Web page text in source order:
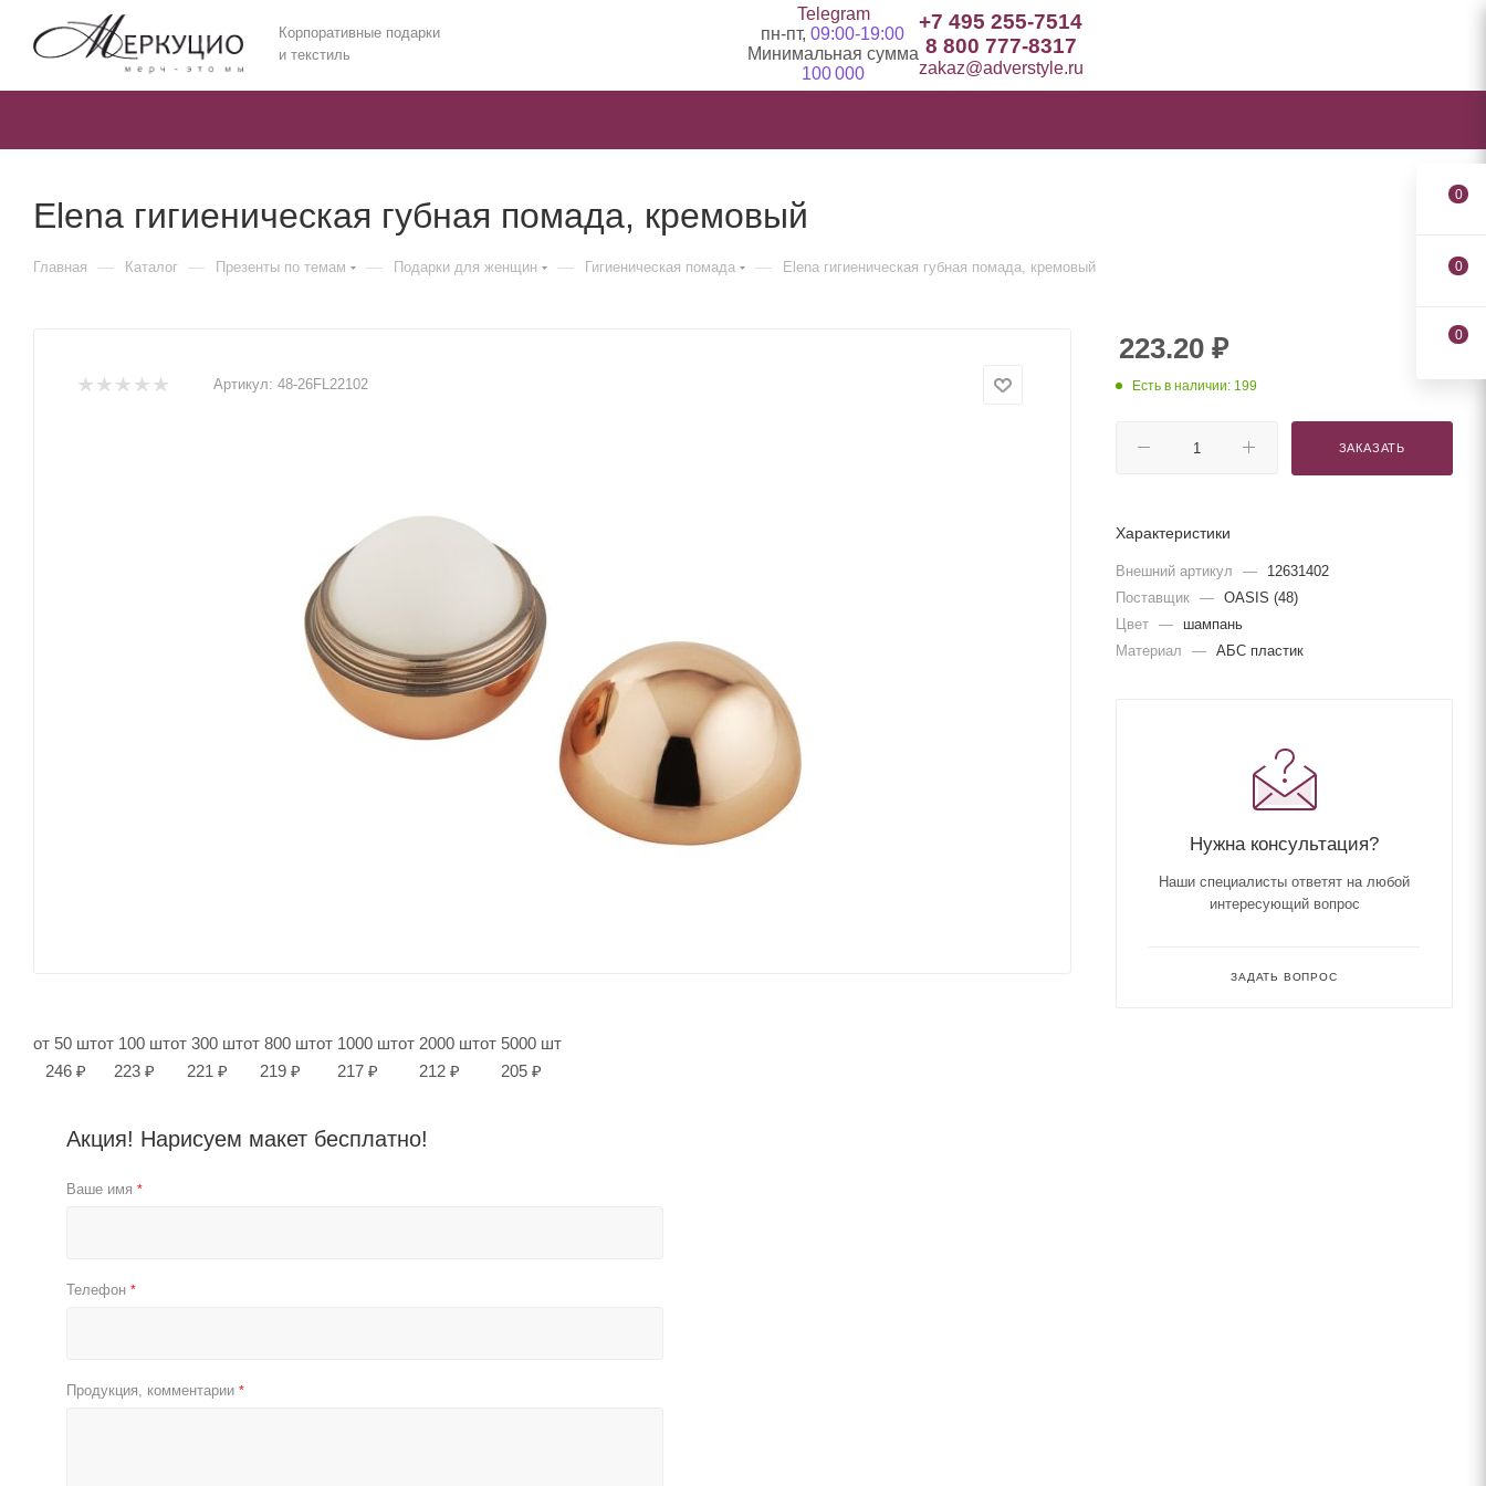
Корпоративные подарки
и текстиль
Telegram
пн-пт, 09:00-19:00
Минимальная сумма
100 000
+7 495 255-7514
8 800 777-8317
zakaz@adverstyle.ru
Elena гигиеническая губная помада, кремовый
Главная — Каталог — Презенты по темам — Подарки для женщин — Гигиеническая помада — Elena гигиеническая губная помада, кремовый
Артикул: 48-26FL22102
от 50 шт
246 ₽
от 100 шт
223 ₽
от 300 шт
221 ₽
от 800 шт
219 ₽
от 1000 шт
217 ₽
от 2000 шт
212 ₽
от 5000 шт
205 ₽
Акция! Нарисуем макет бесплатно!
Ваше имя *
Телефон *
Продукция, комментарии *
223.20 ₽
Есть в наличии: 199
ЗАКАЗАТЬ
Характеристики
Внешний артикул —
12631402
Поставщик — OASIS (48)
Цвет —
шампань
Материал
— АБС пластик
Нужна консультация?
Наши специалисты ответят на любой
интересующий вопрос
ЗАДАТЬ ВОПРОС
0
0
0